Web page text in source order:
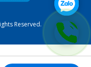
Reserved.